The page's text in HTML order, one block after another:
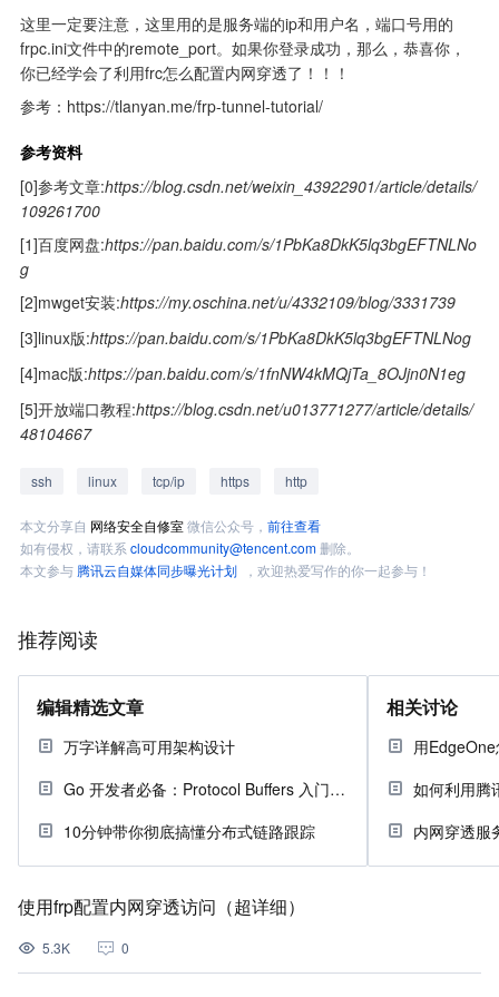
这里一定要注意，这里用的是服务端的ip和用户名，端口号用的
frpc.ini文件中的remote_port。如果你登录成功，那么，恭喜你，
你已经学会了利用frc怎么配置内网穿透了！！！
参考：https://tlanyan.me/frp-tunnel-tutorial/
参考资料
[0]参考文章:https://blog.csdn.net/weixin_43922901/article/details/
109261700
[1]百度网盘:https://pan.baidu.com/s/1PbKa8DkK5lq3bgEFTNLNo
g
[2]mwget安装:https://my.oschina.net/u/4332109/blog/3331739
[3]linux版:https://pan.baidu.com/s/1PbKa8DkK5lq3bgEFTNLNog
[4]mac版:https://pan.baidu.com/s/1fnNW4kMQjTa_8OJjn0N1eg
[5]开放端口教程:https://blog.csdn.net/u013771277/article/details/
48104667
ssh linux tcp/ip https http
本文分享自 网络安全自修室微信公众号， 前往查看
如有侵权，请联系 cloudcommunity@tencent.com删除。
本文参与 腾讯云自媒体同步曝光计划 ，欢迎热爱写作的你一起参与！
推荐阅读
编辑精选文章
万字详解高可用架构设计
Go 开发者必备：Protocol Buffers 入门指南
10分钟带你彻底搞懂分布式链路跟踪
相关讨论
用
如何利用腾
内网穿透服
使用frp配置内网穿透访问（超详细）
5.3K 0